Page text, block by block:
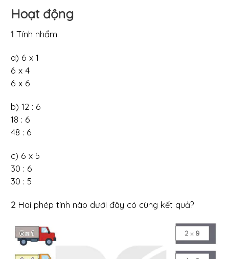
Hoạt động
1 Tính nhẩm.
a) 6 x 1
6 x 4
6 x 6
b) 12 : 6
18 : 6
48 : 6
c) 6 x 5
30 : 6
30 : 5
2 Hai phép tính nào dưới đây có cùng kết quả?